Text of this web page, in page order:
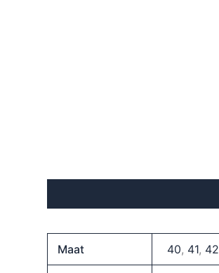
Maat 40, 41, 42